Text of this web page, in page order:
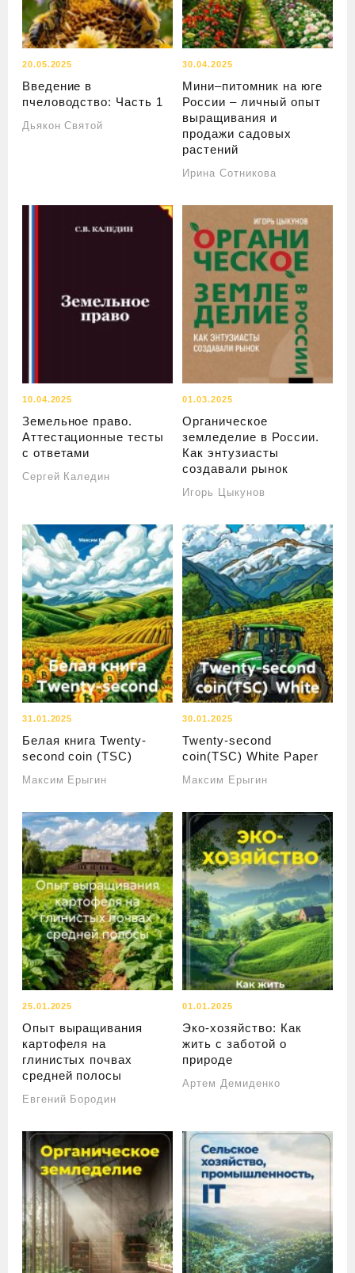
20.05.2025
Введение в
пчеловодство: Часть 1
Дьякон Святой
30.04.2025
Мини–питомник на юге
России – личный опыт
выращивания и
продажи садовых
растений
Ирина Сотникова
10.04.2025
Земельное право.
Аттестационные тесты
с ответами
Сергей Каледин
01.03.2025
Органическое
земледелие в России.
Как энтузиасты
создавали рынок
Игорь Цыкунов
31.01.2025
Белая книга Twenty-
second coin (TSC)
Максим Ерыгин
30.01.2025
Twenty-second
coin(TSC) White Paper
Максим Ерыгин
25.01.2025
Опыт выращивания
картофеля на
глинистых почвах
средней полосы
Евгений Бородин
01.01.2025
Эко-хозяйство: Как
жить с заботой о
природе
Артем Демиденко